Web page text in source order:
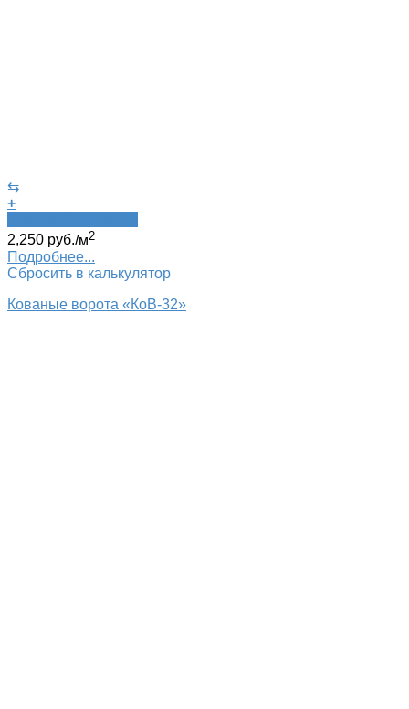
⇆
+
2,250 руб./м2
Подробнее...
Сбросить в калькулятор
Кованые ворота «КоВ-32»